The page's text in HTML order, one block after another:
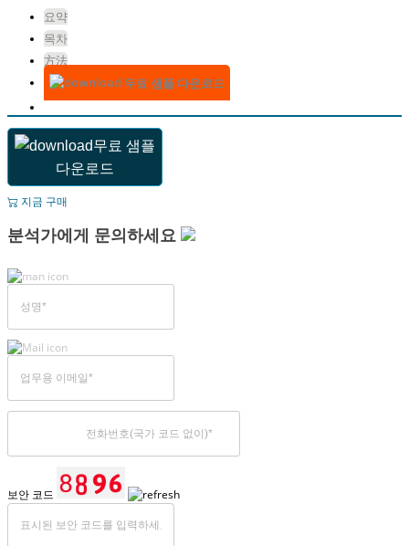
요약
목차
方法
무료 샘플 다운로드
무료 샘플
다운로드
지금 구매
분석가에게 문의하세요
보안 코드